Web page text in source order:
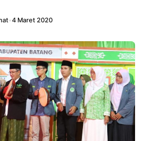
•4 Maret 2020